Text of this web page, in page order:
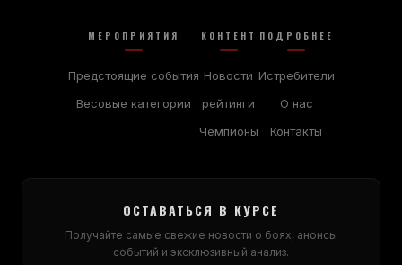
МЕРОПРИЯТИЯ
Предстоящие события
Весовые категории
КОНТЕНТ
Новости
рейтинги
Чемпионы
ПОДРОБНЕЕ
Истребители
О нас
Контакты
ОСТАВАТЬСЯ В КУРСЕ
Получайте самые свежие новости о боях, анонсы
событий и эксклюзивный анализ.